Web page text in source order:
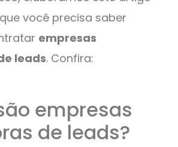
você precisa saber
empresas
leads. Confira:
empresas
de leads?